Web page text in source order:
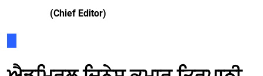
(Chief Editor)